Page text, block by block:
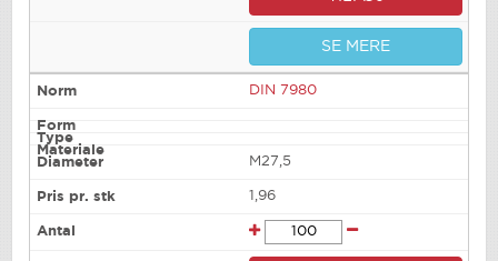
SE MERE
DIN 7980
M27,5
1,96